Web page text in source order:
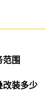
范围
改装多少